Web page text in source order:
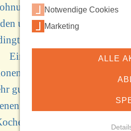
wir sind sehr
und möchten uns
verkleinern.
Eine
gut, gerne auch mit
Mittagstisch" ,
für Jung und Alt,
Notwendige Cookies
Marketing
ALLE